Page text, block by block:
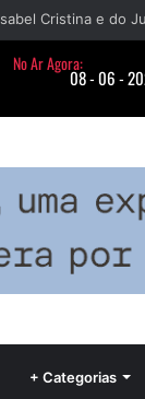
+ Categorias